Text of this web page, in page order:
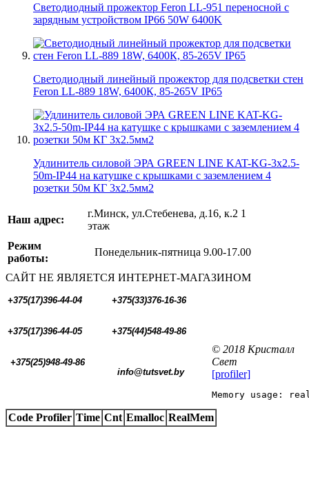
Светодиодный прожектор Feron LL-951 переносной с
зарядным устройством IP66 50W 6400K
Светодиодный линейный прожектор для подсветки стен
Feron LL-889 18W, 6400К, 85-265V IP65
Удлинитель силовой ЭРА GREEN LINE KAT-KG-3x2.5-
50m-IP44 на катушке c крышками с заземлением 4
розетки 50м КГ 3x2.5мм2
Наш адрес:
г.Минск, ул.Стебенева, д.16, к.2 1
этаж
Режим
работы:
Понедельник-пятница 9.00-17.00
САЙТ НЕ ЯВЛЯЕТСЯ ИНТЕРНЕТ-МАГАЗИНОМ
+375(17)396-44-04 +375(33)376-16-36
+375(17)396-44-05 +375(44)548-49-86
+375(25)948-49-86
  info@tutsvet.by
© 2018 Кристалл
Свет
[profiler]
Memory usage:
Code Profiler Time Cnt Emalloc RealMem